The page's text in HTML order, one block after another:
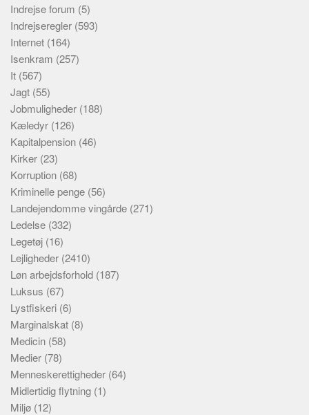
Indrejse forum (5)
Indrejseregler (593)
Internet (164)
Isenkram (257)
It (567)
Jagt (55)
Jobmuligheder (188)
Kæledyr (126)
Kapitalpension (46)
Kirker (23)
Korruption (68)
Kriminelle penge (56)
Landejendomme vingårde (271)
Ledelse (332)
Legetøj (16)
Lejligheder (2410)
Løn arbejdsforhold (187)
Luksus (67)
Lystfiskeri (6)
Marginalskat (8)
Medicin (58)
Medier (78)
Menneskerettigheder (64)
Midlertidig flytning (1)
Miljø (12)